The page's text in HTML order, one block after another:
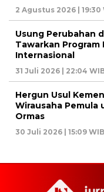
2 Agustus 2026 | 19:30
Usung Perubahan
Tawarkan
Internasional
31 Juli 2026 | 22:04
Hergun Usul
Wirausaha Pemula
Ormas
30 Juli 2026 | 15:09 WIB